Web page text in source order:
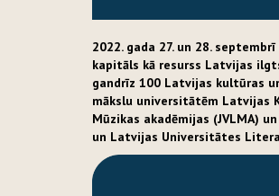
2022. gada 27. un 28. septembrī
kapitāls kā resurss Latvijas
gandrīz 100 Latvijas kultūras
mākslu universitātēm Latvijas
Mūzikas akadēmijas (JVLMA)
un Latvijas Universitātes